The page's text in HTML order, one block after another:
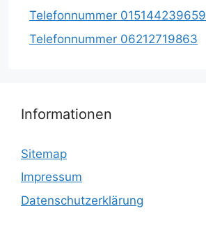
Telefonnummer 015144239659
Telefonnummer 06212719863
Informationen
Sitemap
Impressum
Datenschutzerklärung